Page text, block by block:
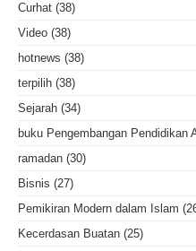
Curhat (38)
Video (38)
hotnews (38)
terpilih (38)
Sejarah (34)
buku Pengembangan Pendidikan
ramadan (30)
Bisnis (27)
Pemikiran Modern dalam Islam
Kecerdasan Buatan (25)